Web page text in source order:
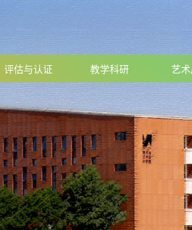
评估与认证 教学科研 艺